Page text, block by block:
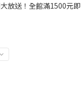
放送！全館滿1500元即